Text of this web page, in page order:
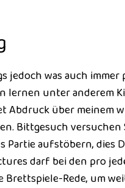
jedoch was auch
lernen unter anderem
Abdruck über meinem
Bittgesuch
Partie aufstöbern, dies
darf bei den pro
Brettspiele-Rede, um